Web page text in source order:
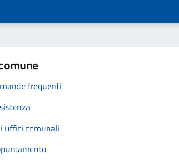
frequenti
uffici comunali